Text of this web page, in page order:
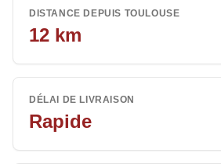
DISTANCE DEPUIS TOULOUSE
12 km
DÉLAI DE LIVRAISON
Rapide